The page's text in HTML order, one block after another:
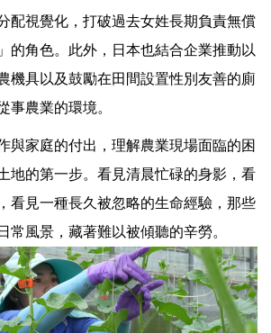
配視覺化，打破過去女姓長期負責無償
的角色。此外，日本也結合企業推動以
機具以及鼓勵在田間設置性別友善的廁
事農業的環境。
與家庭的付出，理解農業現場面臨的困
地的第一步。看見清晨忙碌的身影，看
看見一種長久被忽略的生命經驗，那些
常風景，藏著難以被傾聽的辛勞。